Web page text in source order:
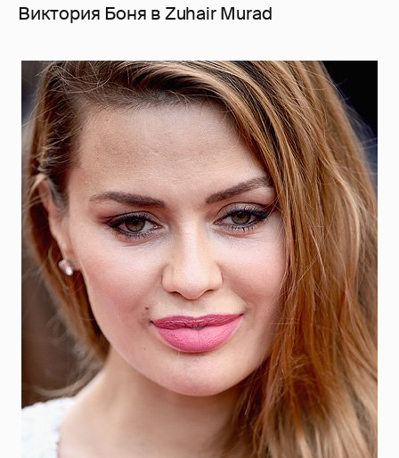
Виктория Боня в Zuhair Murad